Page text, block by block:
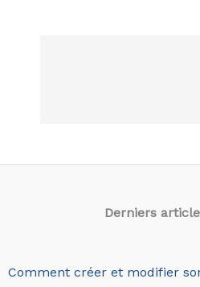
Derniers
Comment créer et modifier